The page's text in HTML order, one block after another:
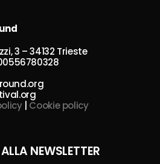
3 – 34132 Trieste
| Cookie policy
NEWSLETTER